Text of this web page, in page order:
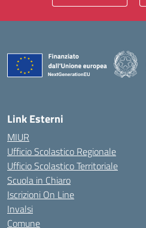
Link Esterni
MIUR
Ufficio Scolastico Regionale
Ufficio Scolastico Territoriale
Scuola in Chiaro
Iscrizioni On Line
Invalsi
Comune